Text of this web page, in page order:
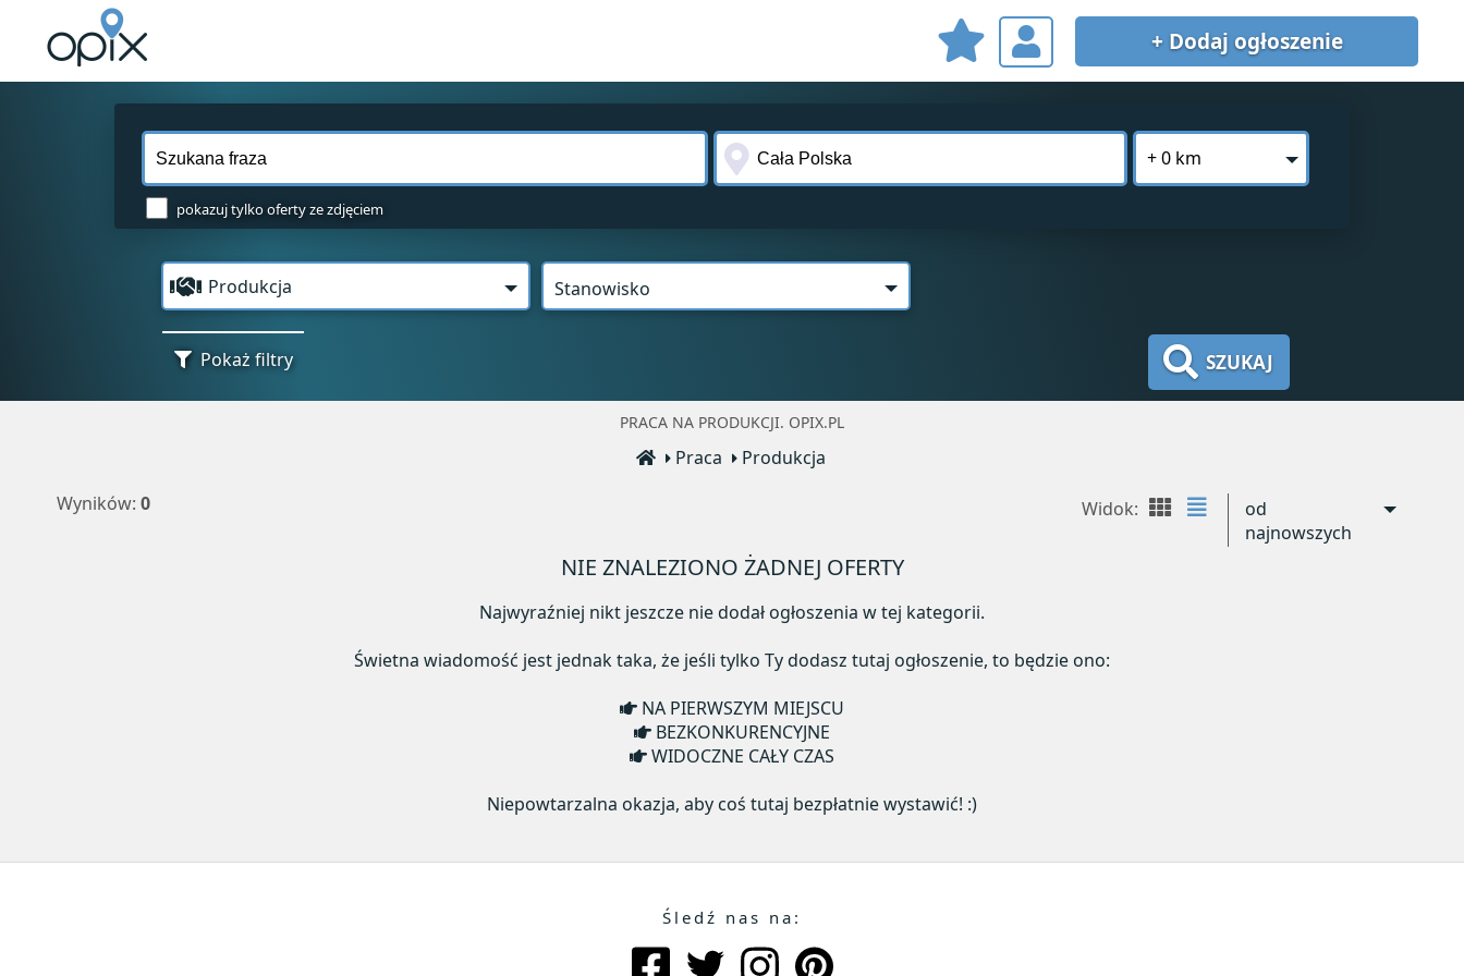
+ Dodaj ogłoszenie
+ 0 km
pokazuj tylko oferty ze zdjęciem
Produkcja Stanowisko
Pokaż filtry SZUKAJ
PRACA NA PRODUKCJI. OPIX.PL
Praca
Produkcja
Wyników: 0 Widok:
od
najnowszych
NIE ZNALEZIONO ŻADNEJ OFERTY
Najwyraźniej nikt jeszcze nie dodał ogłoszenia w tej kategorii.
Świetna wiadomość jest jednak taka, że jeśli tylko Ty dodasz tutaj ogłoszenie, to będzie ono:
NA PIERWSZYM MIEJSCU
BEZKONKURENCYJNE
WIDOCZNE CAŁY CZAS
Niepowtarzalna okazja, aby coś tutaj bezpłatnie wystawić! :)
Śledź nas na: